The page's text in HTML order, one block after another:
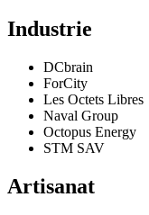
Industrie
DCbrain
ForCity
Les Octets Libres
Naval Group
Octopus Energy
STM SAV
Artisanat